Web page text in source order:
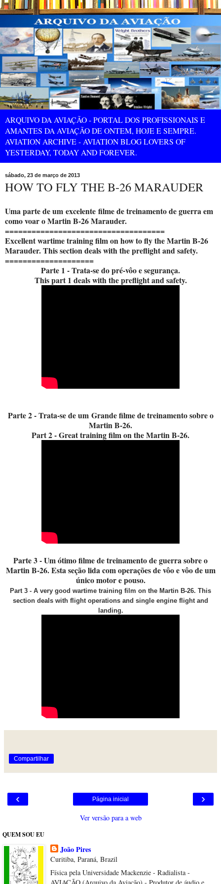
ARQUIVO DA AVIAÇÃO - PORTAL DOS PROFISSIONAIS E
AMANTES DA AVIAÇÃO DE ONTEM, HOJE E SEMPRE.
AVIATION ARCHIVE - AVIATION BLOG LOVERS OF
YESTERDAY, TODAY AND FOREVER.
sábado, 23 de março de 2013
HOW TO FLY THE B-26 MARAUDER
Uma parte de um excelente filme de treinamento de guerra em
como voar o Martin B-26 Marauder.
====================================
Excellent wartime training film on how to fly the Martin B-26
Marauder. This section deals with the preflight and safety.
====================
Parte 1 - Trata-se do pré-vôo e segurança.
This part 1 deals with the preflight and safety.
Parte 2 - Trata-se de um Grande filme de treinamento sobre o
Martin B-26.
Part 2 - Great training film on the Martin B-26.
Parte 3 - Um ótimo filme de treinamento de guerra sobre o
Martin B-26. Esta seção lida com operações de vôo e vôo de um
único motor e pouso.
Part 3 - A very good wartime training film on the Martin B-26. This
section deals with flight operations and single engine flight and
landing.
Compartilhar
‹ ›
Página inicial
Ver versão para a web
QUEM SOU EU
João Pires
Curitiba, Paraná, Brazil
Física pela Universidade Mackenzie - Radialista -